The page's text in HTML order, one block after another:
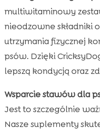
multiwitaminowy
nieodzowne składniki
utrzymania fizycznej
psów. Dzięki
lepszą kondycją oraz
Wsparcie stawów dla
Jest to szczególnie
Nasze suplementy